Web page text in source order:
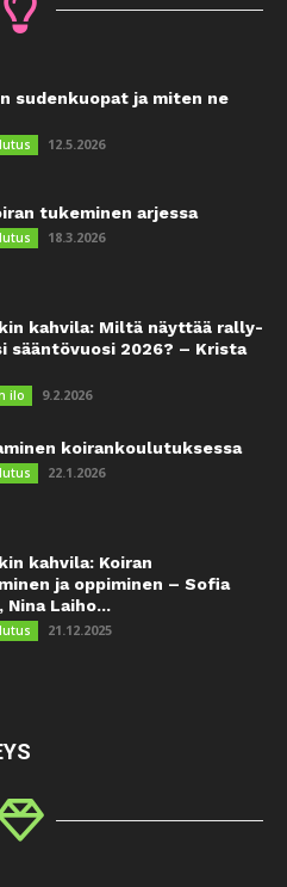
sudenkuopat ja miten ne
12.5.2026
tukeminen arjessa
18.3.2026
kahvila: Miltä näyttää rally-
sääntövuosi 2026? – Krista
ilo 9.2.2026
koirankoulutuksessa
22.1.2026
kahvila: Koiran
ja oppiminen – Sofia
Nina Laiho...
21.12.2025